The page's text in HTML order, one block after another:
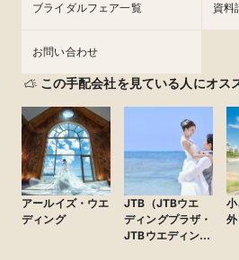
ブライダルフェア一覧 資料
お問い合わせ
この手配会社を見ている人にオス
アールイズ・ウエ
ディング
JTB（JTBウエ
ディングプラザ・
JTBウエディング